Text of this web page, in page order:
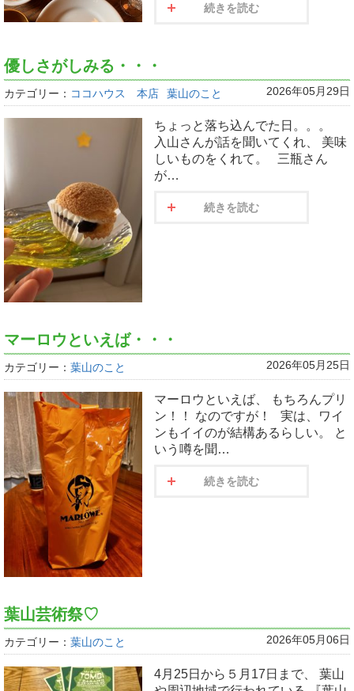
続きを読む
優しさがしみる・・・
カテゴリー： ココハウス 本店 葉山のこと 2026年05月29日
ちょっと落ち込んでた日。。。
入山さんが話を聞いてくれ、 美味
しいものをくれて。 三瓶さん
が…
続きを読む
マーロウといえば・・・
カテゴリー： 葉山のこと 2026年05月25日
マーロウといえば、 もちろんプリ
ン！！ なのですが！ 実は、ワイ
ンもイイのが結構あるらしい。 と
いう噂を聞…
続きを読む
葉山芸術祭♡
カテゴリー： 葉山のこと 2026年05月06日
4月25日から５月17日まで、 葉山